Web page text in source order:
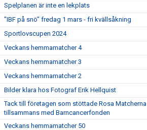
Spelplanen är inte en lekplats
"IBF på snö" fredag 1 mars - fri kvällsåkning
Sportlovscupen 2024
Veckans hemmamatcher 4
Veckans hemmamatcher 3
Veckans hemmamatcher 2
Bilder klara hos Fotograf Erik Hellquist
Tack till företagen som stöttade Rosa Matcherna
tillsammans med Barncancerfonden
Veckans hemmamatcher 50